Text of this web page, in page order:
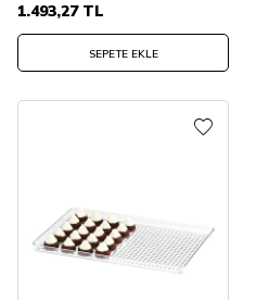
1.493,27TL
SEPETE EKLE